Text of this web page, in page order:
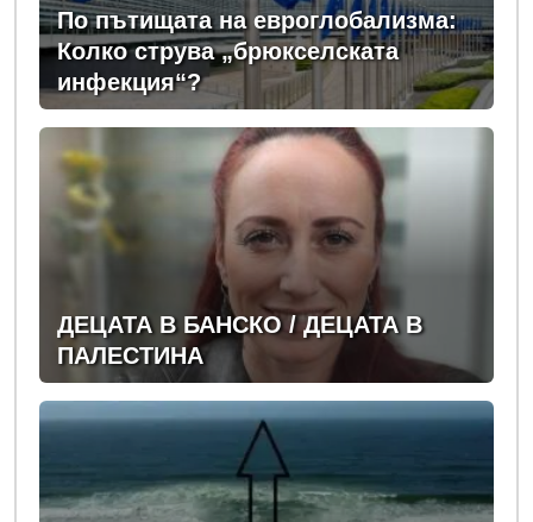
По пътищата на евроглобализма:
Колко струва „брюкселската
инфекция“?
ДЕЦАТА В БАНСКО / ДЕЦАТА В
ПАЛЕСТИНА